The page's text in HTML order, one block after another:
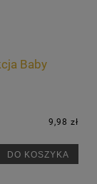
Baby
9,98 zł
DO KOSZYKA